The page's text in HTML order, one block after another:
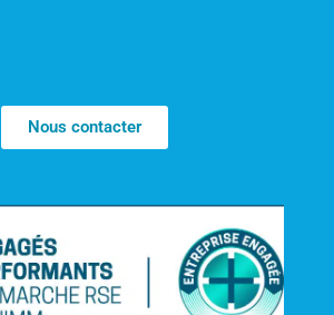
Nous contacter